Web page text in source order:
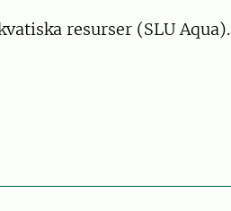
resurser (SLU Aqua).